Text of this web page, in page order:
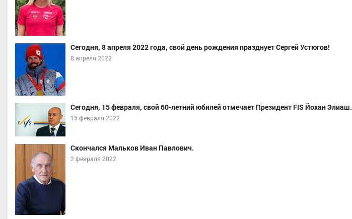
Сегодня, 8 апреля 2022 года, свой день рождения празднует Сергей Устюгов!
8 апреля 2022
Сегодня, 15 февраля, свой 60-летний юбилей отмечает Президент FIS Йохан Элиаш.
15 февраля 2022
Скончался Мальков Иван Павлович.
2 февраля 2022